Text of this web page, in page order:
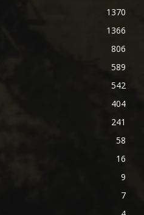
1370
1366
806
589
542
404
241
58
16
9
7